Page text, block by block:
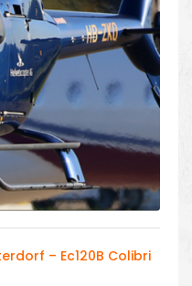
– Ec120B Colibri